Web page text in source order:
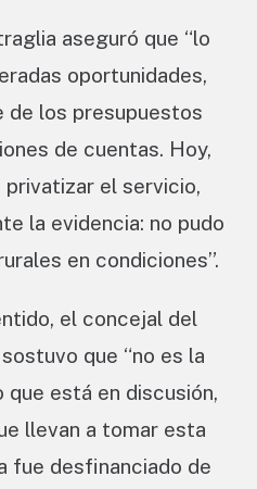
aseguró que “lo
oportunidades,
de los presupuestos
de cuentas. Hoy,
privatizar el servicio,
la evidencia: no pudo
en condiciones”.
el concejal del
que “no es la
que está en discusión,
llevan a tomar esta
fue desfinanciado de